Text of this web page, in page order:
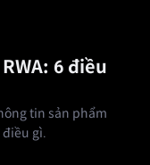
6 điều
tin sản phẩm
điều gì.